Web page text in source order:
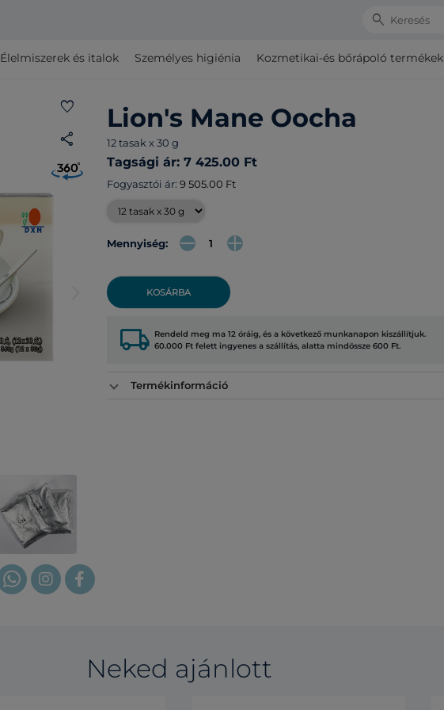
Search
Élelmiszerek és italok Személyes higiénia Kozmetikai-és bőrápoló termékek
favorite
share
Lion's Mane Oocha
12 tasak x 30 g
Tagsági ár: 7 425.00 Ft
Fogyasztói ár: 9 505.00 Ft
Mennyiség:
KOSÁRBA
local_shipping Rendeld meg ma 12 óráig, és a következő munkanapon kiszállítjuk.
60.000 Ft felett ingyenes a szállítás, alatta mindössze 600 Ft.
Termékinformáció
Neked ajánlott